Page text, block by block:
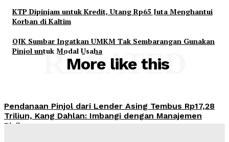
KTP Dipinjam untuk Kredit, Utang Rp65 Juta Menghantui
Korban di Kaltim
OJK Sumbar Ingatkan UMKM Tak Sembarangan Gunakan
Pinjol untuk Modal Usaha
More like this
RELATED
Pendanaan Pinjol dari Lender Asing Tembus Rp17,28
Triliun, Kang Dahlan: Imbangi dengan Manajemen
Risiko